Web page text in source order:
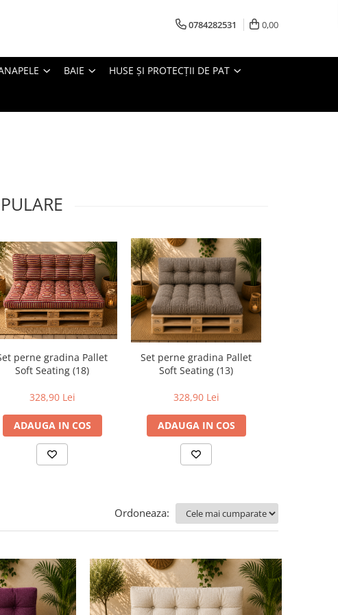
0784282531 0,00
BAIE HUSE ȘI PROTECȚII DE PAT
perne gradina Pallet
Soft Seating (18)
328,90 Lei
ADAUGA IN COS
Set perne gradina Pallet
Soft Seating (13)
328,90 Lei
ADAUGA IN COS
Ordoneaza: